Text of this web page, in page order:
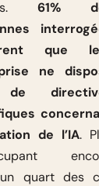
61%
que
ne
de l’IA.
quart des